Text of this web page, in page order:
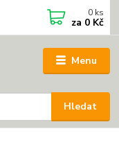
Menu
Hledat
0 ks
za 0 Kč